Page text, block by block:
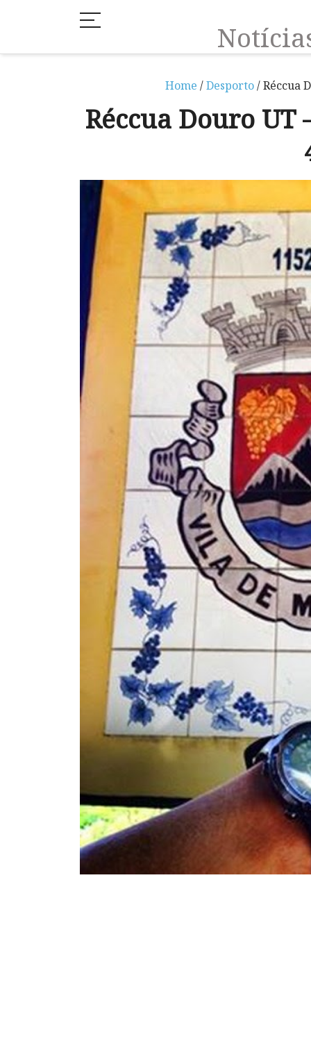
Home /Desporto/ Réccua
Réccua Douro